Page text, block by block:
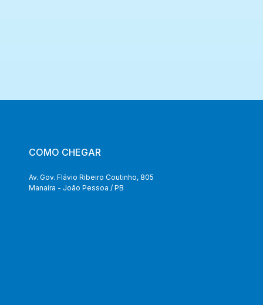
COMO CHEGAR
Av. Gov. Flávio Ribeiro Coutinho, 805
Manaíra - João Pessoa / PB